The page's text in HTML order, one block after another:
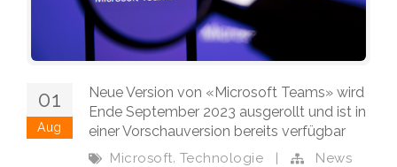
01
Aug
Neue Version von «Microsoft Teams» wird
Ende September 2023 ausgerollt und ist in
einer Vorschauversion bereits verfügbar
Microsoft, Technologie |
News